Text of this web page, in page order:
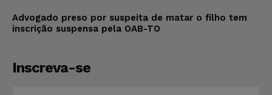
Advogado preso por suspeita de matar o filho tem
inscrição suspensa pela OAB-TO
Inscreva-se